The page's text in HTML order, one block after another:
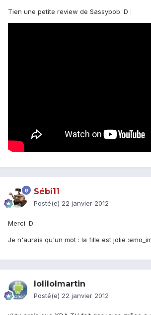
Tien une petite review de Sassybob :D :
Sébi11
Posté(e) 22 janvier 2012
Merci :D
Je n'aurais qu'un mot : la fille est jolie
lolilolmartin
Posté(e) 22 janvier 2012